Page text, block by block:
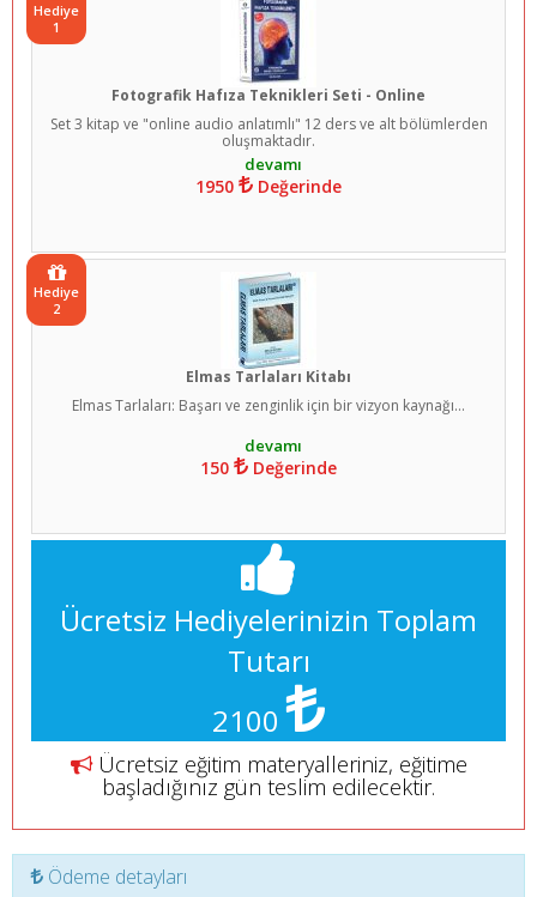
Fotografik Hafıza Teknikleri Seti - Online
Set 3 kitap ve "online audio anlatımlı" 12 ders ve alt bölümlerden
oluşmaktadır.
1950 Değerinde
Hediye
1
Elmas Tarlaları Kitabı
Elmas Tarlaları: Başarı ve zenginlik için bir vizyon kaynağı...
150 Değerinde
Hediye
2
Ücretsiz Hediyelerinizin Toplam
Tutarı
2100
Ücretsiz eğitim materyalleriniz, eğitime
başladığınız gün teslim edilecektir.
Ödeme detayları